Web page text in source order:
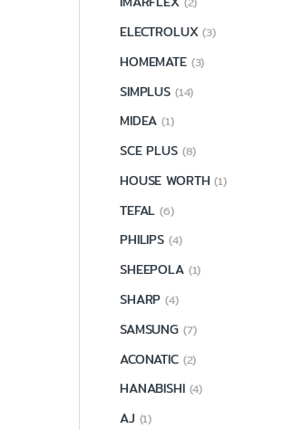
ELECTROLUX (3)
HOMEMATE (3)
SIMPLUS (14)
MIDEA (1)
SCE PLUS (8)
HOUSE WORTH (1)
TEFAL (6)
PHILIPS (4)
SHEEPOLA (1)
SHARP (4)
SAMSUNG (7)
ACONATIC (2)
HANABISHI (4)
AJ (1)